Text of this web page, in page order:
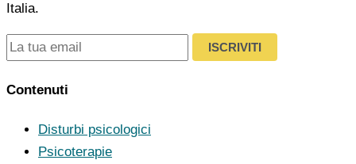
Italia.
ISCRIVITI
Contenuti
Disturbi psicologici
Psicoterapie